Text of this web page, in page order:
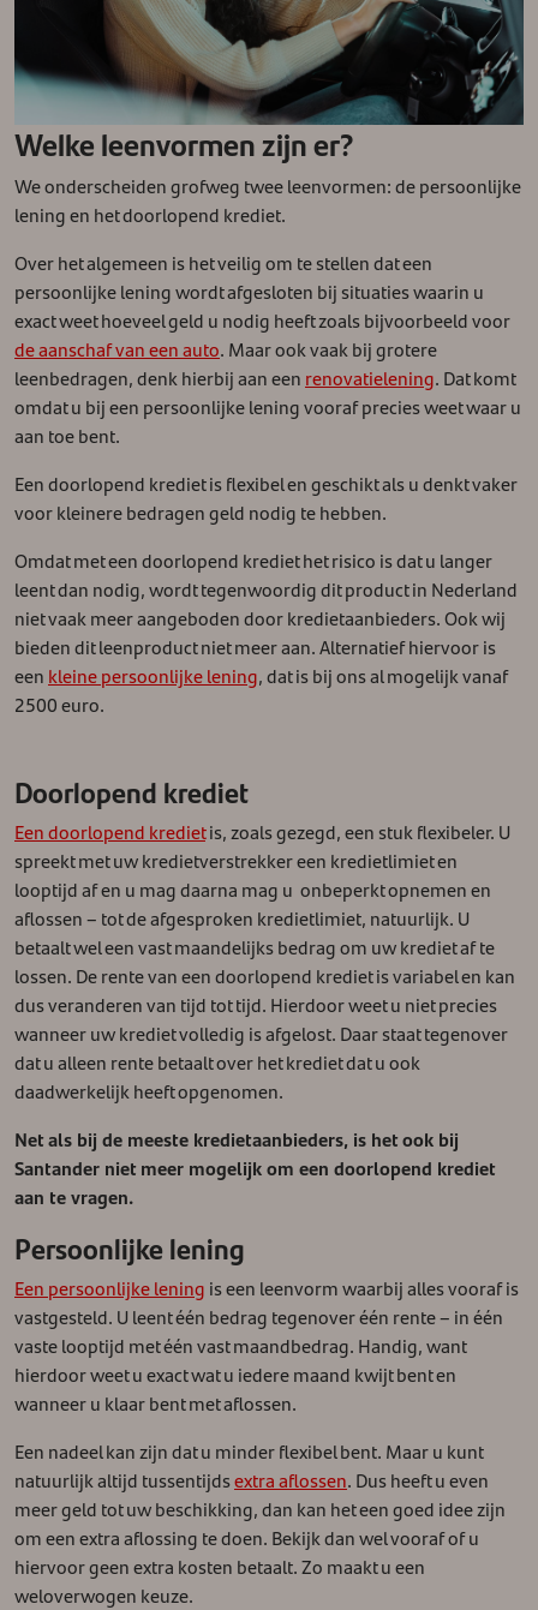
Welke leenvormen zijn er?
We onderscheiden grofweg twee leenvormen: de persoonlijke
lening en het doorlopend krediet.
Over het algemeen is het veilig om te stellen dat een
persoonlijke lening wordt afgesloten bij situaties waarin u
exact weet hoeveel geld u nodig heeft zoals bijvoorbeeld voor
de aanschaf van een auto. Maar ook vaak bij grotere
leenbedragen, denk hierbij aan een renovatielening. Dat komt
omdat u bij een persoonlijke lening vooraf precies weet waar u
aan toe bent.
Een doorlopend krediet is flexibel en geschikt als u denkt vaker
voor kleinere bedragen geld nodig te hebben.
Omdat met een doorlopend krediet het risico is dat u langer
leent dan nodig, wordt tegenwoordig dit product in Nederland
niet vaak meer aangeboden door kredietaanbieders. Ook wij
bieden dit leenproduct niet meer aan. Alternatief hiervoor is
een kleine persoonlijke lening, dat is bij ons al mogelijk vanaf
2500 euro.
Doorlopend krediet
Een doorlopend kredietis, zoals gezegd, een stuk flexibeler. U
spreekt met uw kredietverstrekker een kredietlimiet en
looptijd af en u mag daarna mag u onbeperkt opnemen en
aflossen – tot de afgesproken kredietlimiet, natuurlijk. U
betaalt wel een vast maandelijks bedrag om uw krediet af te
lossen. De rente van een doorlopend krediet is variabel en kan
dus veranderen van tijd tot tijd. Hierdoor weet u niet precies
wanneer uw krediet volledig is afgelost. Daar staat tegenover
dat u alleen rente betaalt over het krediet dat u ook
daadwerkelijk heeft opgenomen.
Net als bij de meeste kredietaanbieders, is het ook bij
Santander niet meer mogelijk om een doorlopend krediet
aan te vragen.
Persoonlijke lening
Een persoonlijke lening is een leenvorm waarbij alles vooraf is
vastgesteld. U leent één bedrag tegenover één rente – in één
vaste looptijd met één vast maandbedrag. Handig, want
hierdoor weet u exact wat u iedere maand kwijt bent en
wanneer u klaar bent met aflossen.
Een nadeel kan zijn dat u minder flexibel bent. Maar u kunt
natuurlijk altijd tussentijdsextra aflossen. Dus heeft u even
meer geld tot uw beschikking, dan kan het een goed idee zijn
om een extra aflossing te doen. Bekijk dan wel vooraf of u
hiervoor geen extra kosten betaalt. Zo maakt u een
weloverwogen keuze.